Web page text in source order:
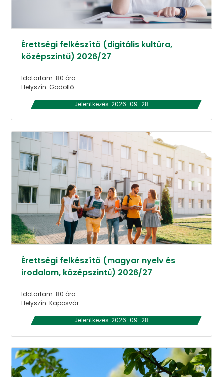
Érettségi felkészítő (digitális kultúra,
középszintű) 2026/27
Időtartam: 80 óra
Helyszín: Gödöllő
Jelentkezés: 2026-09-28
Érettségi felkészítő (magyar nyelv és
irodalom, középszintű) 2026/27
Időtartam: 80 óra
Helyszín: Kaposvár
Jelentkezés: 2026-09-28